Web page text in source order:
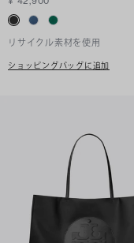
リサイクル素材を使用
ショッピングバッグに追加